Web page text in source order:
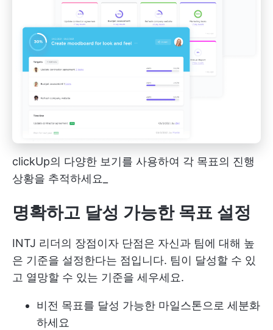
clickUp의 다양한 보기를 사용하여 각 목표의 진행
상황을 추적하세요_
명확하고 달성 가능한 목표 설정
INTJ 리더의 장점이자 단점은 자신과 팀에 대해 높
은 기준을 설정한다는 점입니다. 팀이 달성할 수 있
고 열망할 수 있는 기준을 세우세요.
비전 목표를 달성 가능한 마일스톤으로 세분화
하세요